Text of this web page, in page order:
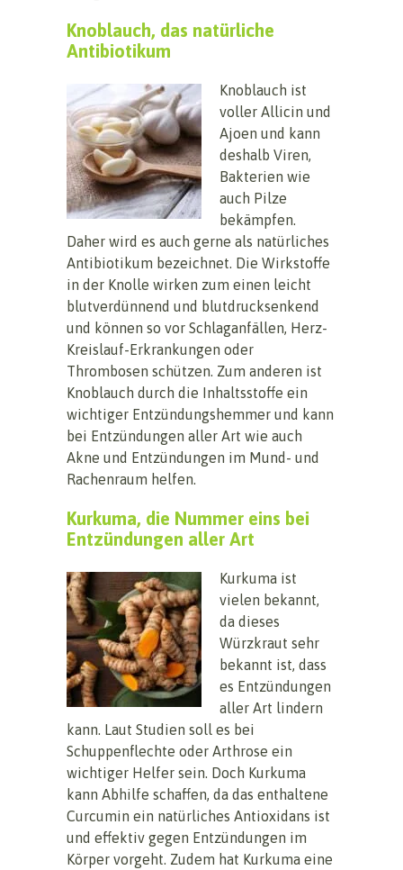
Knoblauch, das natürliche
Antibiotikum
Knoblauch ist
voller Allicin und
Ajoen und kann
deshalb Viren,
Bakterien wie
auch Pilze
bekämpfen.
Daher wird es auch gerne als natürliches
Antibiotikum bezeichnet. Die Wirkstoffe
in der Knolle wirken zum einen leicht
blutverdünnend und blutdrucksenkend
und können so vor Schlaganfällen, Herz-
Kreislauf-Erkrankungen oder
Thrombosen schützen. Zum anderen ist
Knoblauch durch die Inhaltsstoffe ein
wichtiger Entzündungshemmer und kann
bei Entzündungen aller Art wie auch
Akne und Entzündungen im Mund- und
Rachenraum helfen.
Kurkuma, die Nummer eins bei
Entzündungen aller Art
Kurkuma ist
vielen bekannt,
da dieses
Würzkraut sehr
bekannt ist, dass
es Entzündungen
aller Art lindern
kann. Laut Studien soll es bei
Schuppenflechte oder Arthrose ein
wichtiger Helfer sein. Doch Kurkuma
kann Abhilfe schaffen, da das enthaltene
Curcumin ein natürliches Antioxidans ist
und effektiv gegen Entzündungen im
Körper vorgeht. Zudem hat Kurkuma eine